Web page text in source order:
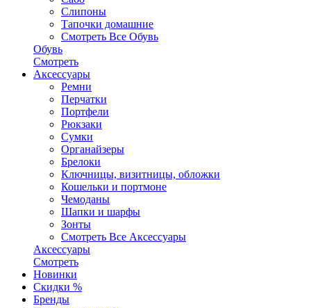
Слипоны
Тапочки домашние
Смотреть Все Обувь
Обувь
Смотреть
Аксесcуары
Ремни
Перчатки
Портфели
Рюкзаки
Сумки
Органайзеры
Брелоки
Ключницы, визитницы, обложки
Кошельки и портмоне
Чемоданы
Шапки и шарфы
Зонты
Смотреть Все Аксесcуары
Аксесcуары
Смотреть
Новинки
Скидки %
Бренды